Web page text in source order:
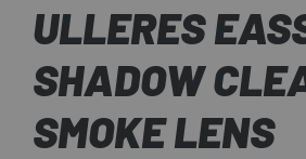
ULLERES
SHADOW
SMOKE LENS